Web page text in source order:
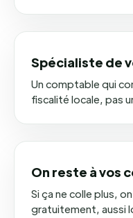
Spécialiste de
Un comptable qui
fiscalité locale, pas
On reste à vos
Si ça ne colle plus,
gratuitement, aussi